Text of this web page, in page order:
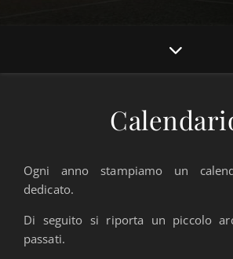
Ogni anno stampiamo un
dedicato.
Di seguito si riporta un piccolo
passati.